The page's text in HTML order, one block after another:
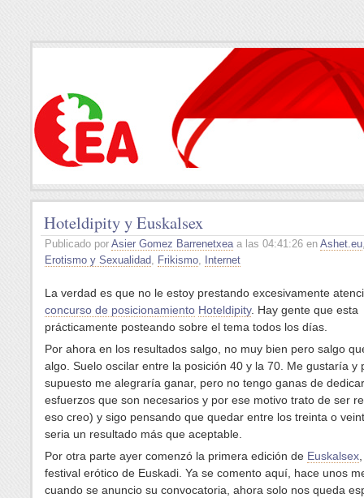
Hoteldipity y Euskalsex
Publicado por Asier Gomez Barrenetxeaa las 04:41:26 en Ashet.eu
Erotismo y Sexualidad, Frikismo, Internet
La verdad es que no le estoy prestando excesivamente
concurso de posicionamiento Hoteldipity. Hay gente que esta
prácticamente posteando sobre el tema todos los días.
Por ahora en los resultados salgo, no muy bien pero salgo
algo. Suelo oscilar entre la posición 40 y la 70. Me gustaría y
supuesto me alegraría ganar, pero no tengo ganas de
esfuerzos que son necesarios y por ese motivo trato de ser
eso creo) y sigo pensando que quedar entre los treinta o
seria un resultado más que aceptable.
Por otra parte ayer comenzó la primera edición de Euskalsex
festival erótico de Euskadi. Ya se comento aquí, hace unos
cuando se anuncio su convocatoria, ahora solo nos queda